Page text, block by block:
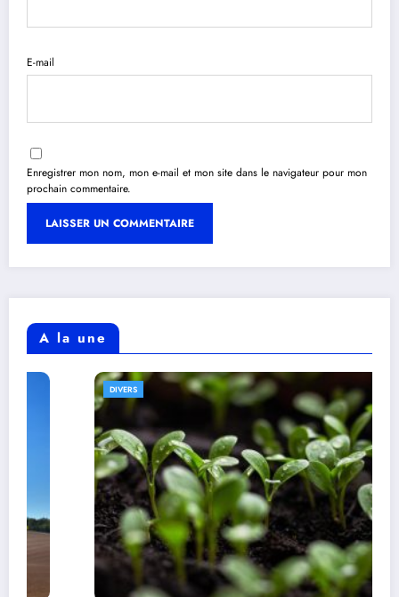
E-mail
Enregistrer mon nom, mon e-mail et mon site dans le navigateur pour mon
prochain commentaire.
A la une